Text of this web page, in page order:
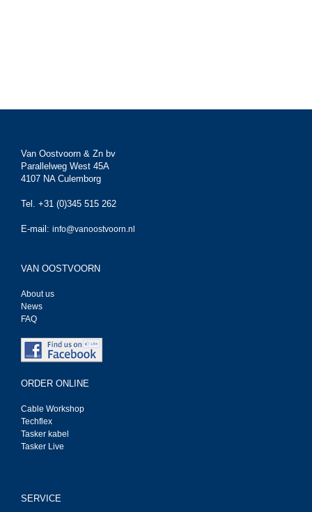
Van Oostvoorn & Zn bv
Parallelweg West 45A
4107 NA Culemborg
Tel. +31 (0)345 515 262
E-mail: info@vanoostvoorn.nl
VAN OOSTVOORN
About us
News
FAQ
ORDER ONLINE
Cable Workshop
Techflex
Tasker kabel
Tasker Live
SERVICE